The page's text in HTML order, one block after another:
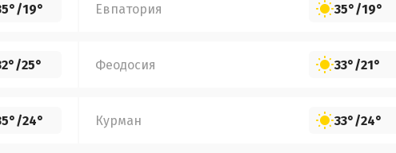
/19° Евпатория 35°/19°
/25° Феодосия 33°/21°
/24° Курман 33°/24°